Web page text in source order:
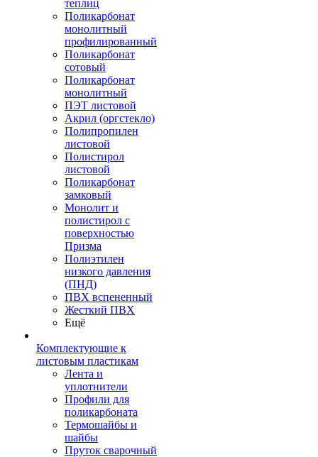
теплиц
Поликарбонат
монолитный
профилированный
Поликарбонат
сотовый
Поликарбонат
монолитный
ПЭТ листовой
Акрил (оргстекло)
Полипропилен
листовой
Полистирол
листовой
Поликарбонат
замковый
Монолит и
полистирол с
поверхностью
Призма
Полиэтилен
низкого давления
(ПНД)
ПВХ вспененный
Жесткий ПВХ
Ещё
Комплектующие к
листовым пластикам
Лента и
уплотнители
Профили для
поликарбоната
Термошайбы и
шайбы
Пруток сварочный